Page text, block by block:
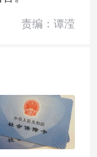
责编：谭滢